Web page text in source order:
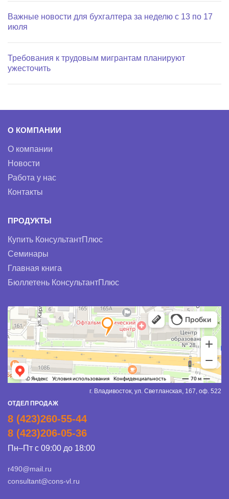
Важные новости для бухгалтера за неделю с 13 по 17
июля
Требования к трудовым мигрантам планируют
ужесточить
О КОМПАНИИ
О компании
Новости
Работа у нас
Контакты
ПРОДУКТЫ
Купить КонсультантПлюс
Семинары
Главная книга
Бюллетень КонсультантПлюс
г. Владивосток, ул. Светланская, 167, оф. 522
ОТДЕЛ ПРОДАЖ
8 (423)260-55-44
8 (423)206-05-36
Пн–Пт с 09:00 до 18:00
r490@mail.ru
consultant@cons-vl.ru